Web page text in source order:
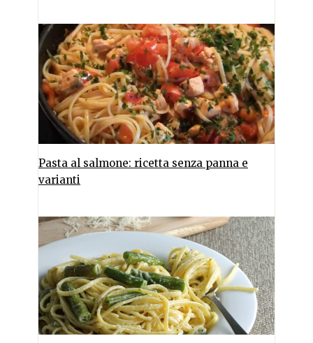
Pasta al salmone: ricetta senza panna e
varianti